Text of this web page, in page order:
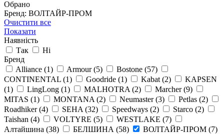
Обрано
Бренд: ВОЛТАЙР-ПРОМ
Очистити все
Показати
Наявність
Так
Ні
Бренд
Alliance (1) Armour(5) Bostone (57)
CONTINENTAL (1) Goodride (1) Kabat (2)
KAPSEN
(1)
LingLong (1) MALHOTRA (2) Marcher(9)
MITAS (1) MONTANA (2) Neumaster(3) Petlas (2)
Roadhiker(4) SEHA (32) Speedways (2) Starco (2)
Taishan (4) VOLTYRE (5) WESTLAKE (7)
Алтайшина (38) БЕЛШИНА (58) ВОЛТАЙР-ПРОМ (7)